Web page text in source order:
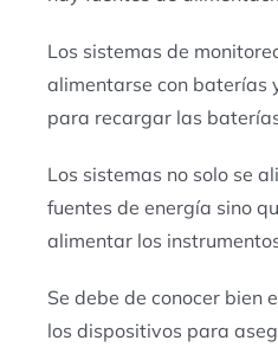
Los sistemas de
alimentarse con baterías
para recargar las
Los sistemas no solo se
fuentes de energía sino
alimentar los
Se debe de conocer bien
los dispositivos para